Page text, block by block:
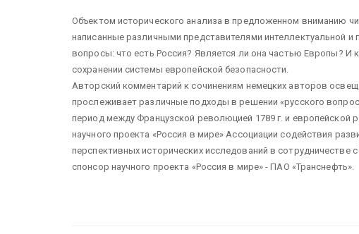
Объектом исторического анализа в предложенном вниманию
написанные различными представителями интеллектуальной
вопросы: что есть Россия? Является ли она частью Европы? И
сохранении системы европейской безопасности.
Авторский комментарий к сочинениям немецких авторов
прослеживает различные подходы в решении «русского
период между Французской революцией 1789 г. и европейской
научного проекта «Россия в мире» Ассоциации содействия
перспективных исторических исследований в
спонсор научного проекта «Россия в мире» - ПАО «Транснефть».